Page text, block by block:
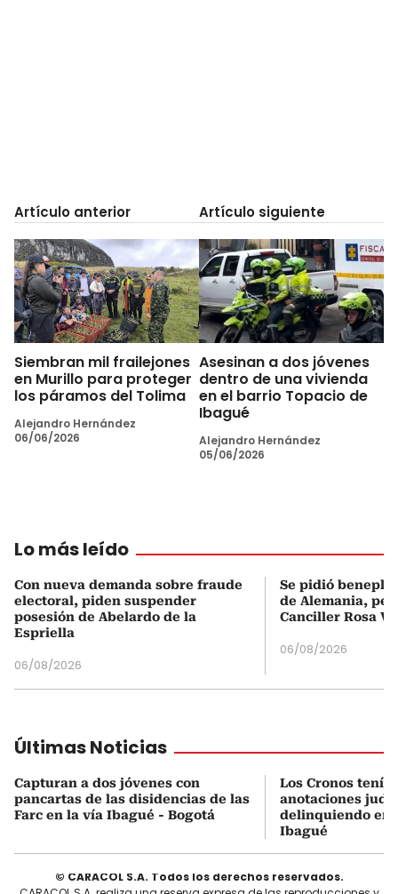
Artículo anterior
Siembran mil frailejones
en Murillo para proteger
los páramos del Tolima
Alejandro Hernández
06/06/2026
Artículo siguiente
Asesinan a dos jóvenes
dentro de una vivienda
en el barrio Topacio de
Ibagué
Alejandro Hernández
05/06/2026
Lo más leído
Con nueva demanda sobre fraude
electoral, piden suspender
posesión de Abelardo de la
Espriella
06/08/2026
Se pidió
de Alemania,
Canciller Rosa
06/08/2026
Últimas Noticias
Capturan a dos jóvenes con
pancartas de las disidencias de las
Farc en la vía Ibagué - Bogotá
Los Cronos
anotaciones
delinquiendo en
Ibagué
© CARACOL S.A. Todos los derechos reservados.